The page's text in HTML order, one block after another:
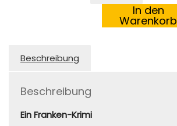
Menge
In den
Warenkorb
Beschreibung
Beschreibung
Ein Franken-Krimi